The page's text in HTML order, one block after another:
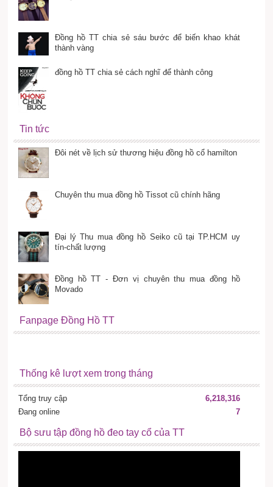
Đồng hồ TT chia sẻ sáu bước để biến khao khát
thành vàng
đồng hồ TT chia sẻ cách nghĩ để thành công
Tin tức
Đôi nét về lịch sử thương hiệu đồng hồ cổ hamilton
Chuyên thu mua đồng hồ Tissot cũ chính hãng
Đại lý Thu mua đồng hồ Seiko cũ tại TP.HCM uy
tín-chất lượng
Đồng hồ TT - Đơn vị chuyên thu mua đồng hồ
Movado
Fanpage Đồng Hồ TT
Thống kê lượt xem trong tháng
Tổng truy cập
6,218,316
Đang online
7
Bộ sưu tập đồng hồ đeo tay cổ của TT